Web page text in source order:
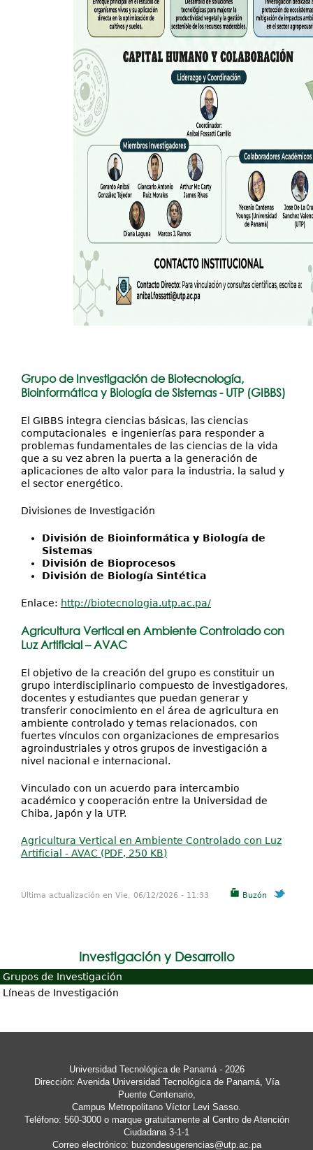
Grupo de Investigación de Biotecnología,
Bioinformática y Biología de Sistemas - UTP (GIBBS)
El GIBBS integra ciencias básicas, las ciencias
computacionales e ingenierías para responder a
problemas fundamentales de las ciencias de la vida
que a su vez abren la puerta a la generación de
aplicaciones de alto valor para la industria, la salud y
el sector energético.
Divisiones de Investigación
División de Bioinformática y Biología de
Sistemas
División de Bioprocesos
División de Biología Sintética
Enlace: http://biotecnologia.utp.ac.pa/
Agricultura Vertical en Ambiente Controlado con
Luz Artificial – AVAC
El objetivo de la creación del grupo es constituir un
grupo interdisciplinario compuesto de investigadores,
docentes y estudiantes que puedan generar y
transferir conocimiento en el área de agricultura en
ambiente controlado y temas relacionados, con
fuertes vínculos con organizaciones de empresarios
agroindustriales y otros grupos de investigación a
nivel nacional e internacional.
Vinculado con un acuerdo para intercambio
académico y cooperación entre la Universidad de
Chiba, Japón y la UTP.
Agricultura Vertical en Ambiente Controlado con Luz
Artificial - AVAC (PDF, 250 KB)
Buzón
Última actualización en Vie, 06/12/2026 - 11:33
Investigación y Desarrollo
Grupos de Investigación
Líneas de Investigación
Universidad Tecnológica de Panamá - 2026
Dirección: Avenida Universidad Tecnológica de Panamá, Vía
Puente Centenario,
Campus Metropolitano Víctor Levi Sasso.
Teléfono: 560-3000 o marque gratuitamente al Centro de Atención
Ciudadana 3-1-1
Correo electrónico: buzondesugerencias@utp.ac.pa